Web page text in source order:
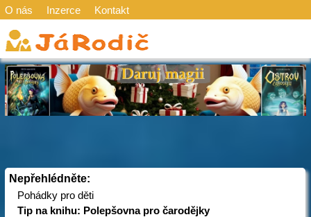
O nás Inzerce Kontakt
Nepřehlédněte:
Pohádky pro děti
Tip na knihu: Polepšovna pro čarodějky